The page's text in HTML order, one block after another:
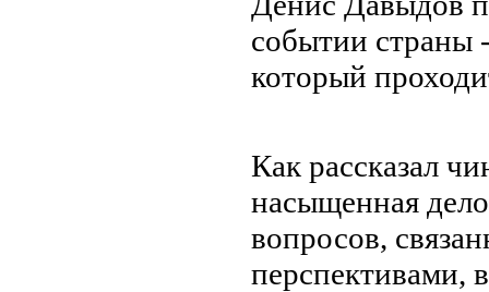
событии страны
который
Как рассказал
насыщенная
вопросов,
перспективами,